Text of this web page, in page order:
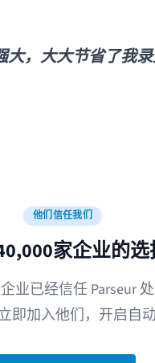
大，大大节省了我
他们信任我们
家企业的选
业已经信任 Parseur
即加入他们，开启自动